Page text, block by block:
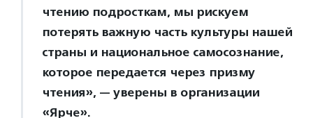
чтению подросткам, мы рискуем
потерять важную часть культуры нашей
страны и национальное самосознание,
которое передается через призму
чтения», — уверены в организации
«Ярче».